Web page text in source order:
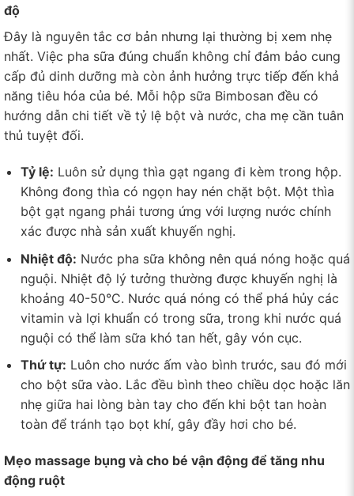
độ
Đây là nguyên tắc cơ bản nhưng lại thường bị xem nhẹ
nhất. Việc pha sữa đúng chuẩn không chỉ đảm bảo cung
cấp đủ dinh dưỡng mà còn ảnh hưởng trực tiếp đến khả
năng tiêu hóa của bé. Mỗi hộp sữa Bimbosan đều có
hướng dẫn chi tiết về tỷ lệ bột và nước, cha mẹ cần tuân
thủ tuyệt đối.
Tỷ lệ: Luôn sử dụng thìa gạt ngang đi kèm trong hộp.
Không đong thìa có ngọn hay nén chặt bột. Một thìa
bột gạt ngang phải tương ứng với lượng nước chính
xác được nhà sản xuất khuyến nghị.
Nhiệt độ: Nước pha sữa không nên quá nóng hoặc quá
nguội. Nhiệt độ lý tưởng thường được khuyến nghị là
khoảng 40-50°C. Nước quá nóng có thể phá hủy các
vitamin và lợi khuẩn có trong sữa, trong khi nước quá
nguội có thể làm sữa khó tan hết, gây vón cục.
Thứ tự: Luôn cho nước ấm vào bình trước, sau đó mới
cho bột sữa vào. Lắc đều bình theo chiều dọc hoặc lăn
nhẹ giữa hai lòng bàn tay cho đến khi bột tan hoàn
toàn để tránh tạo bọt khí, gây đầy hơi cho bé.
Mẹo massage bụng và cho bé vận động để tăng nhu
động ruột